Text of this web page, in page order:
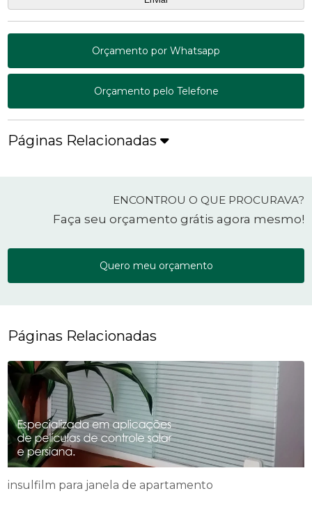
Orçamento por Whatsapp
Orçamento pelo Telefone
Páginas Relacionadas
ENCONTROU O QUE PROCURAVA?
Faça seu orçamento grátis agora mesmo!
Quero meu orçamento
Páginas Relacionadas
insulfilm para janela de apartamento